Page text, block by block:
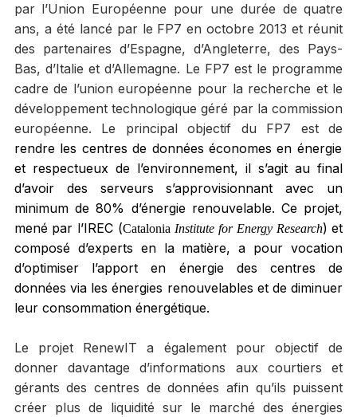
par l’Union Européenne pour une durée de quatre
ans, a été lancé par le FP7 en octobre 2013 et réunit
des partenaires d’Espagne, d’Angleterre, des Pays-
Bas, d’Italie et d’Allemagne. Le FP7 est le programme
cadre de l’union européenne pour la recherche et le
développement technologique géré par la commission
européenne. Le principal objectif du FP7 est de
rendre les centres de données économes en énergie
et respectueux de l’environnement, il s’agit au final
d’avoir des serveurs s’approvisionnant avec un
minimum de 80% d’énergie renouvelable. Ce projet,
mené par l’IREC (Catalonia Institute for Energy Research) et
composé d’experts en la matière, a pour vocation
d’optimiser l’apport en énergie des centres de
données via les énergies renouvelables et de diminuer
leur consommation énergétique.
Le projet RenewIT a également pour objectif de
donner davantage d’informations aux courtiers et
gérants des centres de données afin qu’ils puissent
créer plus de liquidité sur le marché des énergies